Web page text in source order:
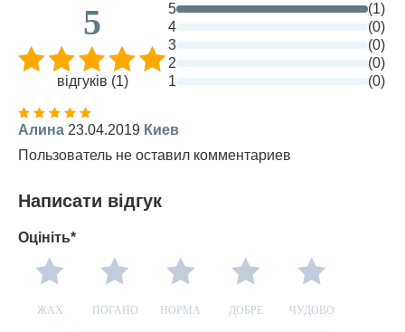
5
відгуків (1)
5
(1)
4
(0)
3
(0)
2
(0)
1
(0)
Алина 23.04.2019 Киев
Пользователь не оставил комментариев
Написати відгук
Оцініть*
ЖАХ ПОГАНО НОРМА ДОБРЕ ЧУДОВО